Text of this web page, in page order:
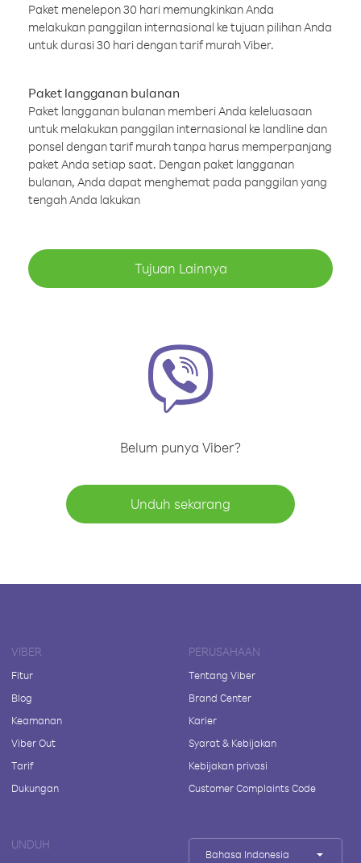
Paket menelepon 30 hari memungkinkan Anda
melakukan panggilan internasional ke tujuan pilihan Anda
untuk durasi 30 hari dengan tarif murah Viber.
Paket langganan bulanan
Paket langganan bulanan memberi Anda keleluasaan
untuk melakukan panggilan internasional ke landline dan
ponsel dengan tarif murah tanpa harus memperpanjang
paket Anda setiap saat. Dengan paket langganan
bulanan, Anda dapat menghemat pada panggilan yang
tengah Anda lakukan
Tujuan Lainnya
Belum punya Viber?
Unduh sekarang
VIBER
Fitur
Blog
Keamanan
Viber Out
Tarif
Dukungan
PERUSAHAAN
Tentang Viber
Brand Center
Karier
Syarat & Kebijakan
Kebijakan privasi
Customer Complaints Code
UNDUH
Bahasa Indonesia